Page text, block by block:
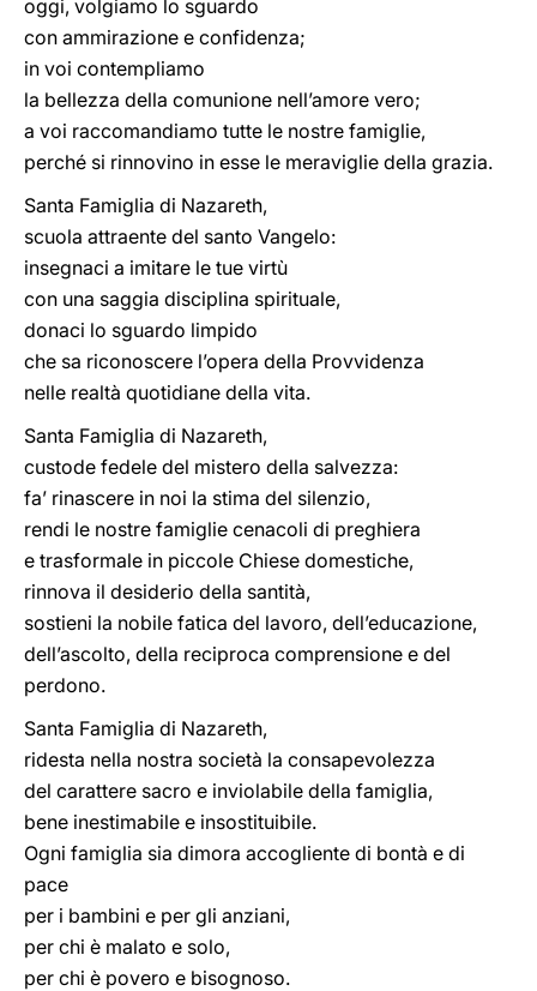
oggi, volgiamo lo sguardo
con ammirazione e confidenza;
in voi contempliamo
la bellezza della comunione nell’amore vero;
a voi raccomandiamo tutte le nostre famiglie,
perché si rinnovino in esse le meraviglie della grazia.
Santa Famiglia di Nazareth,
scuola attraente del santo Vangelo:
insegnaci a imitare le tue virtù
con una saggia disciplina spirituale,
donaci lo sguardo limpido
che sa riconoscere l’opera della Provvidenza
nelle realtà quotidiane della vita.
Santa Famiglia di Nazareth,
custode fedele del mistero della salvezza:
fa’ rinascere in noi la stima del silenzio,
rendi le nostre famiglie cenacoli di preghiera
e trasformale in piccole Chiese domestiche,
rinnova il desiderio della santità,
sostieni la nobile fatica del lavoro, dell’educazione,
dell’ascolto, della reciproca comprensione e del
perdono.
Santa Famiglia di Nazareth,
ridesta nella nostra società la consapevolezza
del carattere sacro e inviolabile della famiglia,
bene inestimabile e insostituibile.
Ogni famiglia sia dimora accogliente di bontà e di
pace
per i bambini e per gli anziani,
per chi è malato e solo,
per chi è povero e bisognoso.